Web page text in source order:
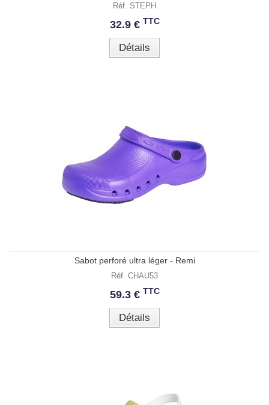
Réf. STEPH
32.9 € TTC
Détails
Sabot perforé ultra léger - Remi
Réf. CHAU53
59.3 € TTC
Détails